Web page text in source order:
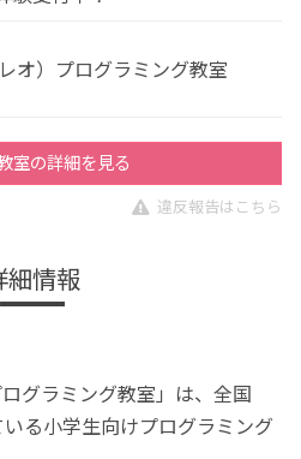
オ）プログラミング教室
室の詳細を見る
違反報告はこちら
細情報
ログラミング教室」は、全国
る小学生向けプログラミング